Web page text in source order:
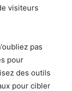
visiteurs
pas
pour
des outils
pour cibler